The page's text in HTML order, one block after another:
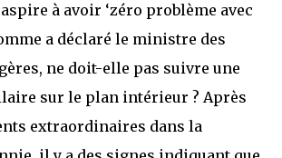
à avoir ‘zéro problème avec
a déclaré le ministre des
ne doit-elle pas suivre une
sur le plan intérieur ? Après
extraordinaires dans la